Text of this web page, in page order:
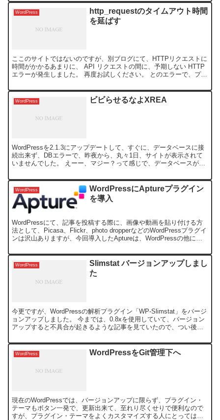
WordPress
http_requestのタイムアウト時間
を延ばす
ここのサイトではないのですが、別ブログにて、HTTPリクエストに
時間がかかるあまりに、 API リクエストの間に、予期しない HTTP
エラーが発生しました。 再度お試しください。 とのエラーで、プラ
WordPress ビビらせるなよXREA
WordPressを2.1.3にアップデートして、すぐに、データベースに接
続出来ず、DBエラーで、昨夜から、丸々1日、サイトが表示されて
いませんでした。 えーー、マジー？って感じで、データベースが逝
WordPress
WordPressにAptureプラグイン
を導入
WordPressにて、記事を投稿する際に、画像や動画を貼り付ける方
法として、Picasa、Flickr、photo dropperなどのWordPressプラグイ
ンは沢山ありますが、今回導入したAptureは、WordPressの他に、
WordPress
Slimstat バージョンアップしまし
た
今更ですが、WordPressの解析プラグイン「WP-Slimstat」をバージ
ョンアップしました。 今までは、0.8xを使用していて、バージョン
アップすると不具合が起きるような記事を見ていたので、つい後回
WordPress WordPressをGit管理下へ
現在のWordPressでは、バージョンアップに限らず、プラグイン・
テーマもボタン一発で、更新出来て、至れり尽くせりで便利なので
すが、プラグイン・テーマをよくカスタマイズする人にとっては、